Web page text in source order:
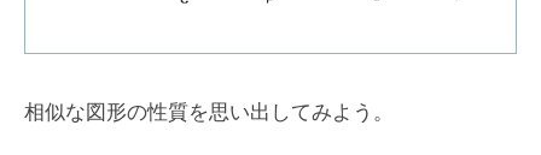
相似な図形の性質を思い出してみよう。